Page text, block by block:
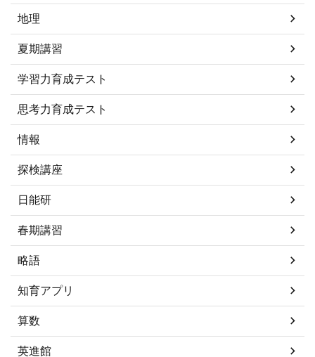
地理
夏期講習
学習力育成テスト
思考力育成テスト
情報
探検講座
日能研
春期講習
略語
知育アプリ
算数
英進館